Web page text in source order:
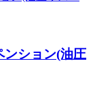
ション(油圧